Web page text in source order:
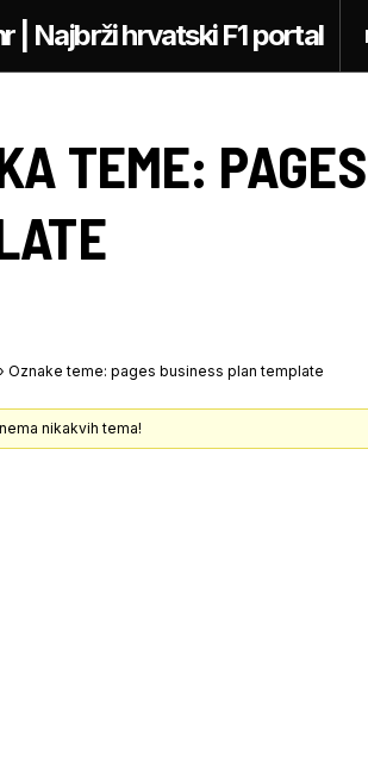
TEME:
› Oznake teme: pages business plan template
nikakvih tema!